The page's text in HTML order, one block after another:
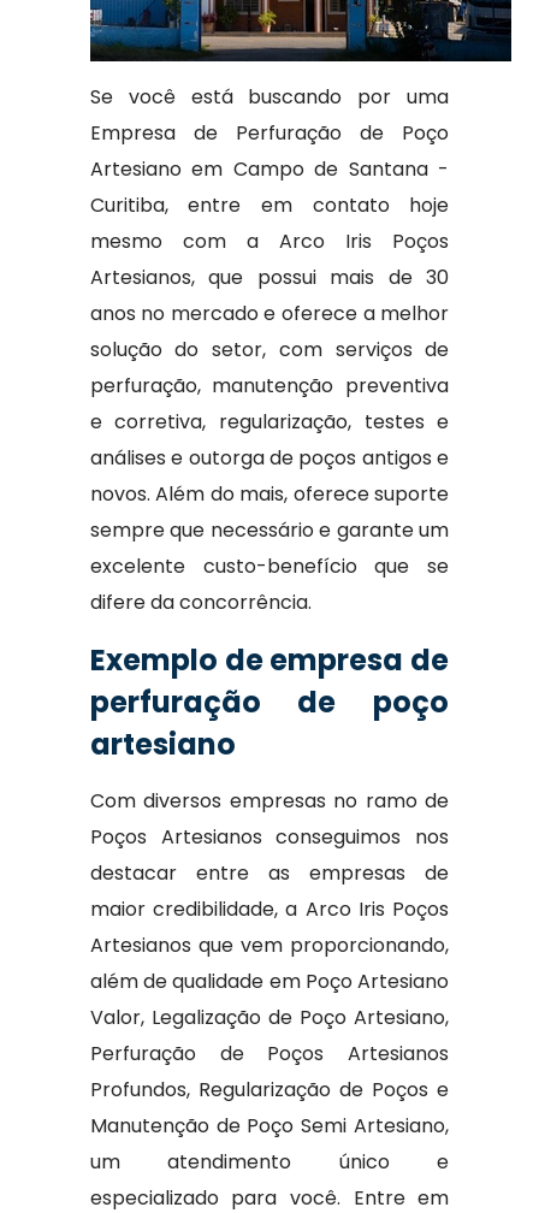
Se você está buscando por uma
Empresa de Perfuração de Poço
Artesiano em Campo de Santana -
Curitiba, entre em contato hoje
mesmo com a Arco Iris Poços
Artesianos, que possui mais de 30
anos no mercado e oferece a melhor
solução do setor, com serviços de
perfuração, manutenção preventiva
e corretiva, regularização, testes e
análises e outorga de poços antigos e
novos. Além do mais, oferece suporte
sempre que necessário e garante um
excelente custo-benefício que se
difere da concorrência.
Exemplo de empresa de
perfuração de poço
artesiano
Com diversos empresas no ramo de
Poços Artesianos conseguimos nos
destacar entre as empresas de
maior credibilidade, a Arco Iris Poços
Artesianos que vem proporcionando,
além de qualidade em Poço Artesiano
Valor, Legalização de Poço Artesiano,
Perfuração de Poços Artesianos
Profundos, Regularização de Poços e
Manutenção de Poço Semi Artesiano,
um atendimento único e
especializado para você. Entre em